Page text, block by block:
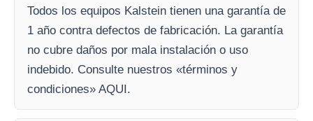
Todos los equipos Kalstein tienen una garantía de
1 año contra defectos de fabricación. La garantía
no cubre daños por mala instalación o uso
indebido. Consulte nuestros «términos y
condiciones» AQUI.